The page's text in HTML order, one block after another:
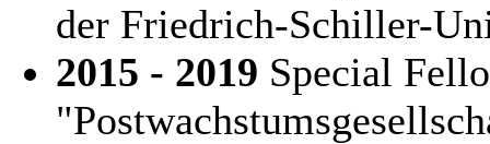
der Friedrich-Schiller-
2015 - 2019 Special